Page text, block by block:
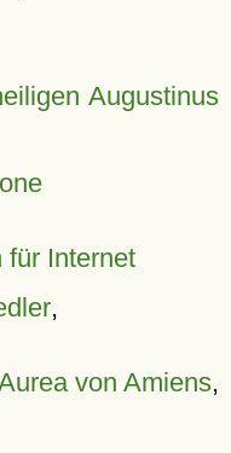
Augustinus
für Internet
,
von Amiens,